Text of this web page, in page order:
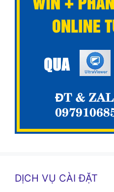
DỊCH VỤ CÀI ĐẶT